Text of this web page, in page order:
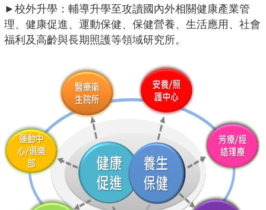
► 校外升學：輔導升學至攻讀國內外相關健康產業管
理、健康促進、運動保健、保健營養、生活應用、社會
福利及高齡與長期照護等領域研究所。